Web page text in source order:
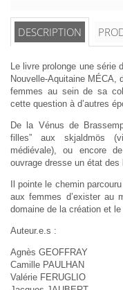
DESCRIPTION
Le livre prolonge une série
Nouvelle-Aquitaine MÉCA,
femmes au sein de sa
cette question à d’autres
De la Vénus de
filles” aux skjaldmös
médiévale), ou encore
ouvrage dresse un état
Il pointe le chemin
aux femmes d’exister au
domaine de la création et
Auteur.e.s :
Agnès GEOFFRAY
Camille PAULHAN
Valérie FERUGLIO